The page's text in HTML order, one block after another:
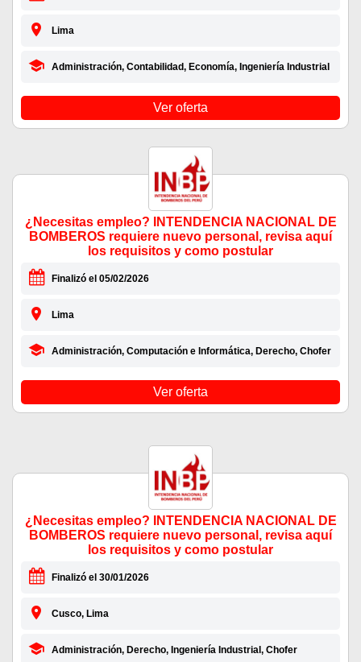
Lima
Administración, Contabilidad, Economía, Ingeniería Industrial
Ver oferta
¿Necesitas empleo? INTENDENCIA NACIONAL DE
BOMBEROS requiere nuevo personal, revisa aquí
los requisitos y como postular
Finalizó el 05/02/2026
Lima
Administración, Computación e Informática, Derecho, Chofer
Ver oferta
¿Necesitas empleo? INTENDENCIA NACIONAL DE
BOMBEROS requiere nuevo personal, revisa aquí
los requisitos y como postular
Finalizó el 30/01/2026
Cusco, Lima
Administración, Derecho, Ingeniería Industrial, Chofer